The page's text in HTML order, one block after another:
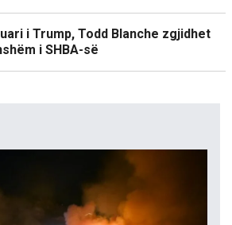
i Trump, Todd Blanche zgjidhet
i SHBA-së